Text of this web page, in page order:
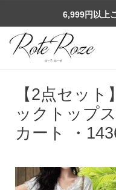
6,999円以上
【2点セッ
ックトップ
カート ・